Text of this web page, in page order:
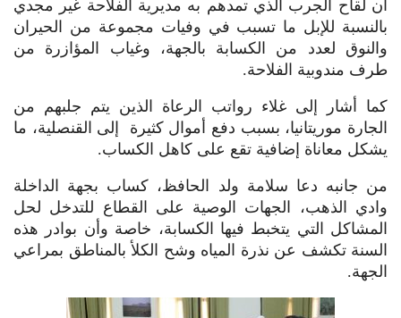
أن لقاح الجرب الذي تمدهم به مديرية الفلاحة غير مجدي
بالنسبة للإبل ما تسبب في وفيات مجموعة من الحيران
والنوق لعدد من الكسابة بالجهة، وغياب المؤازرة من
طرف مندوبية الفلاحة.
كما أشار إلى غلاء رواتب الرعاة الذين يتم جلبهم من
الجارة موريتانيا، بسبب دفع أموال كثيرة إلى القنصلية، ما
يشكل معاناة إضافية تقع على كاهل الكساب.
من جانبه دعا سلامة ولد الحافظ، كساب بجهة الداخلة
وادي الذهب، الجهات الوصية على القطاع للتدخل لحل
المشاكل التي يتخبط فيها الكسابة، خاصة وأن بوادر هذه
السنة تكشف عن نذرة المياه وشح الكلأ بالمناطق بمراعي
الجهة.